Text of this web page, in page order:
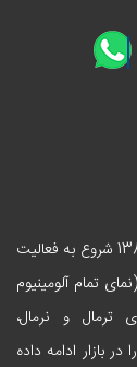
این مجموعه پیشرو در مهندسی نمای ساختمان از سال 1384 شروع به فعالیت
تمام آلومینیوم
و نرمال،
بازار ادامه داده